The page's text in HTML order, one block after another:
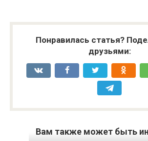
Понравилась статья?
друзьями:
Вам также может быть